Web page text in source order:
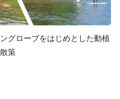
グローブをはじめとした動植
策